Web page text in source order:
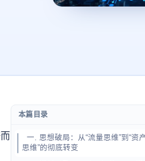
本篇目录
一. 思想破局：从“流量思维”到“资
思维”的彻底转变